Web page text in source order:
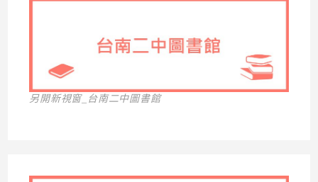
另開新視窗_台南二中圖書館